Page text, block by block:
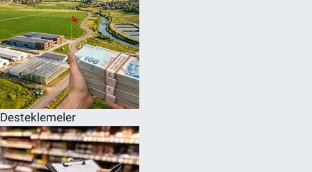
Desteklemeler